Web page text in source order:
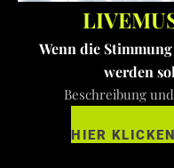
Wenn die
werden
Beschreibung
HIER KLICKEN